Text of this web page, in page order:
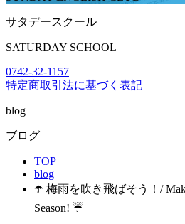
サタデースクール
SATURDAY SCHOOL
0742-32-1157
特定商取引法に基づく表記
blog
ブログ
TOP
blog
☂️ 梅雨を吹き飛ばそう！/
Season! ☔